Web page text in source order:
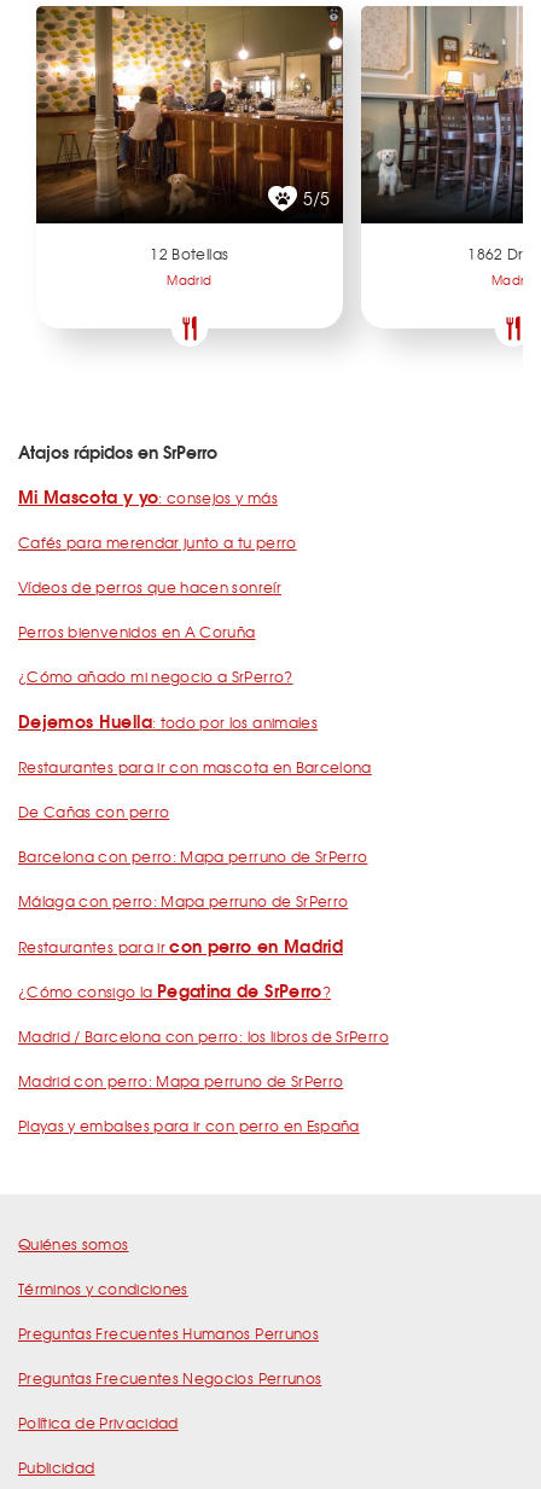
5/5
12 Botellas
Madrid
1862 Dry
Madrid
Atajos rápidos en SrPerro
Mi Mascota y yo: consejos y más
Cafés para merendar junto a tu perro
Vídeos de perros que hacen sonreír
Perros bienvenidos en A Coruña
¿Cómo añado mi negocio a SrPerro?
Dejemos Huella: todo por los animales
Restaurantes para ir con mascota en Barcelona
De Cañas con perro
Barcelona con perro: Mapa perruno de SrPerro
Málaga con perro: Mapa perruno de SrPerro
Restaurantes para ircon perro en Madrid
¿Cómo consigo la Pegatina de SrPerro?
Madrid / Barcelona con perro: los libros de SrPerro
Madrid con perro: Mapa perruno de SrPerro
Playas y embalses para ir con perro en España
Quiénes somos
Términos y condiciones
Preguntas Frecuentes Humanos Perrunos
Preguntas Frecuentes Negocios Perrunos
Política de Privacidad
Publicidad